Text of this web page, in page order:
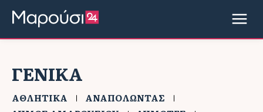
ΓΕΝΙΚΑ
ΑΘΛΗΤΙΚΑ
ΑΝΑΠΟΛΩΝΤΑΣ